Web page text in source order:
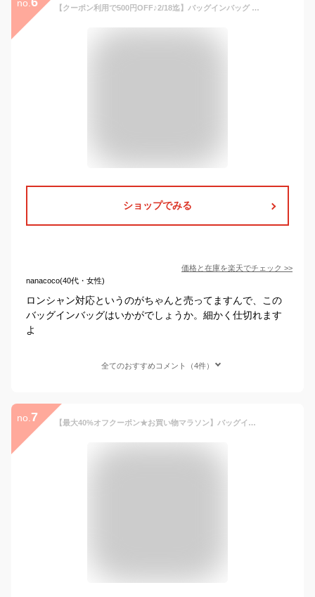
no. 【クーポン利用で500円OFF♪2/18迄】バッグインバッグ ロンシャン対応 ロンシャンLONGCHAMP 水筒 ポケット付き 自立 軽い 軽量 整理 小さめ ショルダーバッグ フェルト インナーバッグ トートバッグ用 ファスナー 洗える 仕切り 収納力抜群
ショップでみる
価格と在庫を楽天でチェック >>
nanacoco(40代・女性)
ロンシャン対応というのがちゃんと売ってますんで、この
バッグインバッグはいかがでしょうか。細かく仕切れます
よ
全てのおすすめコメント（4件）
no. 7 【最大40%オフクーポン★お買い物マラソン】バッグインバッグ ロンシャン プリアージュ 専用 バッグインバッグ 小さめ バッグインバッグ 大きめ ロンシャン ポケット付き フェルト バッグインバッグ 自立バッグ インナーバッグ インナーポーチ